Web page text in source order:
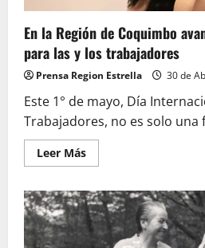
En la Región de Coquimbo
para las y los trabajadores
Prensa Region Estrella 30 de
Este 1° de mayo, Día
Trabajadores, no es solo una
Leer MásLeer
más
En
la
Región
de
Coquimbo